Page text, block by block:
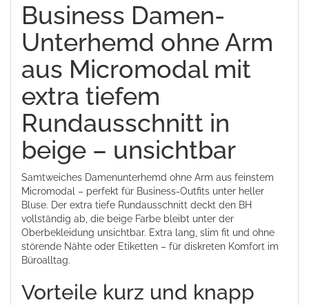
Business Damen-
Unterhemd ohne Arm
aus Micromodal mit
extra tiefem
Rundausschnitt in
beige – unsichtbar
Samtweiches Damenunterhemd ohne Arm aus feinstem
Micromodal – perfekt für Business-Outfits unter heller
Bluse. Der extra tiefe Rundausschnitt deckt den BH
vollständig ab, die beige Farbe bleibt unter der
Oberbekleidung unsichtbar. Extra lang, slim fit und ohne
störende Nähte oder Etiketten – für diskreten Komfort im
Büroalltag.
Vorteile kurz und knapp